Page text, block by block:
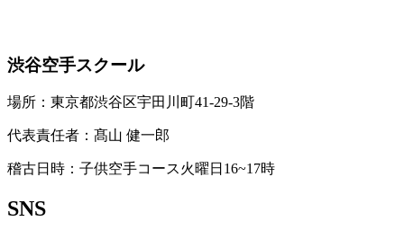
渋谷空手スクール
場所：東京都渋谷区宇田川町41-29-3階
代表責任者：髙山 健一郎
稽古日時：子供空手コース火曜日16~17時
SNS